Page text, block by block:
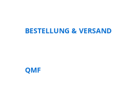
BESTELLUNG & VERSAND
QMF